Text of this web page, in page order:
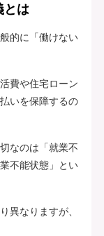
とは
的に「働けない
費や住宅ローン
いを保障するの
なのは「就業不
不能状態」とい
異なりますが、